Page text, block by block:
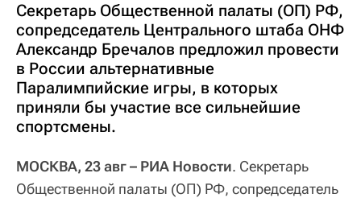
Секретарь Общественной палаты (ОП) РФ,
сопредседатель Центрального штаба ОНФ
Александр Бречалов предложил провести
в России альтернативные
Паралимпийские игры, в которых
приняли бы участие все сильнейшие
спортсмены.
МОСКВА, 23 авг – РИА Новости. Секретарь
Общественной палаты (ОП) РФ, сопредседатель